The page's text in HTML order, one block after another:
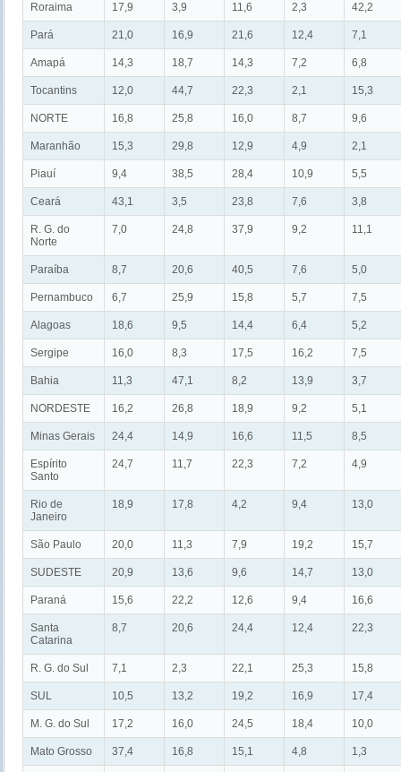
Roraima 17,9 3,9 11,6 2,3 42,2
Pará 21,0 16,9 21,6 12,4 7,1
Amapá 14,3 18,7 14,3 7,2 6,8
Tocantins 12,0 44,7 22,3 2,1 15,3
NORTE 16,8 25,8 16,0 8,7 9,6
Maranhão 15,3 29,8 12,9 4,9 2,1
Piauí 9,4 38,5 28,4 10,9 5,5
Ceará 43,1 3,5 23,8 7,6 3,8
R. G. do
Norte
7,0 24,8 37,9 9,2 11,1
Paraíba 8,7 20,6 40,5 7,6 5,0
Pernambuco 6,7 25,9 15,8 5,7 7,5
Alagoas 18,6 9,5 14,4 6,4 5,2
Sergipe 16,0 8,3 17,5 16,2 7,5
Bahia 11,3 47,1 8,2 13,9 3,7
NORDESTE 16,2 26,8 18,9 9,2 5,1
Minas Gerais 24,4 14,9 16,6 11,5 8,5
Espírito
Santo
24,7 11,7 22,3 7,2 4,9
Rio de
Janeiro
18,9 17,8 4,2 9,4 13,0
São Paulo 20,0 11,3 7,9 19,2 15,7
SUDESTE 20,9 13,6 9,6 14,7 13,0
Paraná 15,6 22,2 12,6 9,4 16,6
Santa
Catarina
8,7 20,6 24,4 12,4 22,3
R. G. do Sul 7,1 2,3 22,1 25,3 15,8
SUL 10,5 13,2 19,2 16,9 17,4
M. G. do Sul 17,2 16,0 24,5 18,4 10,0
Mato Grosso 37,4 16,8 15,1 4,8 1,3